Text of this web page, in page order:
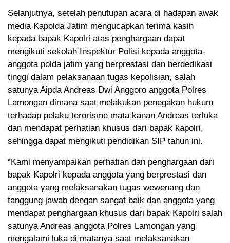
Selanjutnya, setelah penutupan acara di hadapan awak
media Kapolda Jatim mengucapkan terima kasih
kepada bapak Kapolri atas penghargaan dapat
mengikuti sekolah Inspektur Polisi kepada anggota-
anggota polda jatim yang berprestasi dan berdedikasi
tinggi dalam pelaksanaan tugas kepolisian, salah
satunya Aipda Andreas Dwi Anggoro anggota Polres
Lamongan dimana saat melakukan penegakan hukum
terhadap pelaku terorisme mata kanan Andreas terluka
dan mendapat perhatian khusus dari bapak kapolri,
sehingga dapat mengikuti pendidikan SIP tahun ini.
“Kami menyampaikan perhatian dan penghargaan dari
bapak Kapolri kepada anggota yang berprestasi dan
anggota yang melaksanakan tugas wewenang dan
tanggung jawab dengan sangat baik dan anggota yang
mendapat penghargaan khusus dari bapak Kapolri salah
satunya Andreas anggota Polres Lamongan yang
mengalami luka di matanya saat melaksanakan